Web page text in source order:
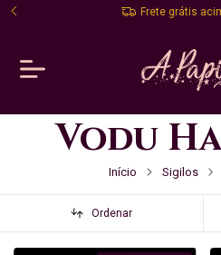
Frete grátis
Vodu
Início Sigilos
Ordenar